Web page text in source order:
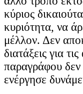
κύριος
κυριότητα, να
μέλλον. Δεν
διατάξεις για
παραγράφου δεν
ενέργησε